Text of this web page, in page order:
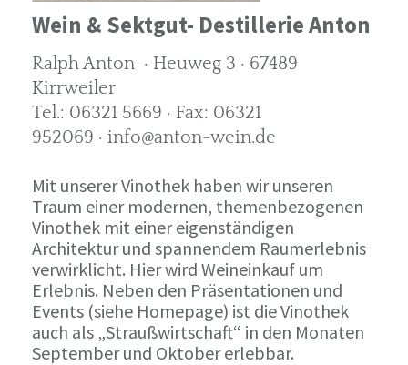
Wein & Sektgut- Destillerie Anton
Ralph Anton · Heuweg 3 · 67489
Kirrweiler
Tel.: 06321 5669 · Fax: 06321
952069 · info@anton-wein.de
Mit unserer Vinothek haben wir unseren
Traum einer modernen, themenbezogenen
Vinothek mit einer eigenständigen
Architektur und spannendem Raumerlebnis
verwirklicht. Hier wird Weineinkauf um
Erlebnis. Neben den Präsentationen und
Events (siehe Homepage) ist die Vinothek
auch als „Straußwirtschaft“ in den Monaten
September und Oktober erlebbar.